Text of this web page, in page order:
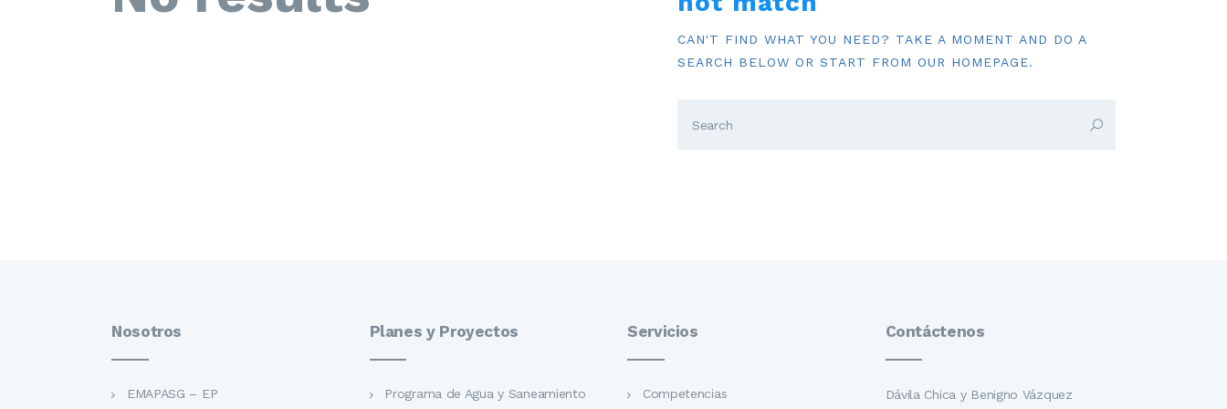
CAN'T FIND WHAT YOU NEED? TAKE A MOMENT AND DO A
SEARCH BELOW OR START FROM OUR HOMEPAGE.
Nosotros
EMAPASG – EP
Planes y Proyectos
Programa de Agua y Saneamiento
Servicios
Competencias
Contáctenos
Dávila Chica y Benigno Vázquez